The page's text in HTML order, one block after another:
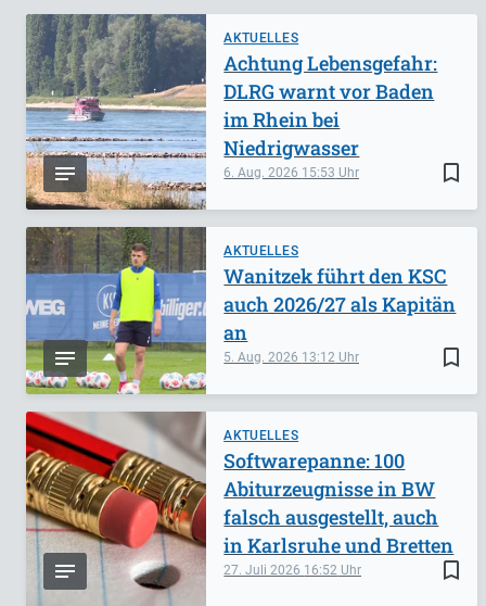
AKTUELLES
bookmark_border
6. Aug. 2026 15:53
Achtung Lebensgefahr:
DLRG warnt vor Baden
im Rhein bei
Niedrigwasser
AKTUELLES
bookmark_border
5. Aug. 2026 13:12
Wanitzek führt den KSC
auch 2026/27 als Kapitän
an
AKTUELLES
bookmark_border
27. Juli 2026 16:52
Softwarepanne: 100
Abiturzeugnisse in BW
falsch ausgestellt, auch
in Karlsruhe und Bretten